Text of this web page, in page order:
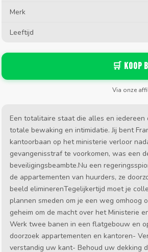
Merk
Leeftijd
🛒 Koop
Via onze
Een totalitaire staat die alles en
totale bewaking en intimidatie. Jij bent
kantoorbaan op het ministerie verloor
gevangenisstraf te voorkomen, was een
beveiligingsbeambte.Nu een
de appartementen van huurders, ze
beeld eliminerenTegelijkertijd moet je
plannen smeden om je een weg omhoog
geheim om de macht over het Ministerie
Werk twee banen in een flatgebouw en
doorzoek appartementen en kantoren-
verstandig uw kant- Behoud uw dekking